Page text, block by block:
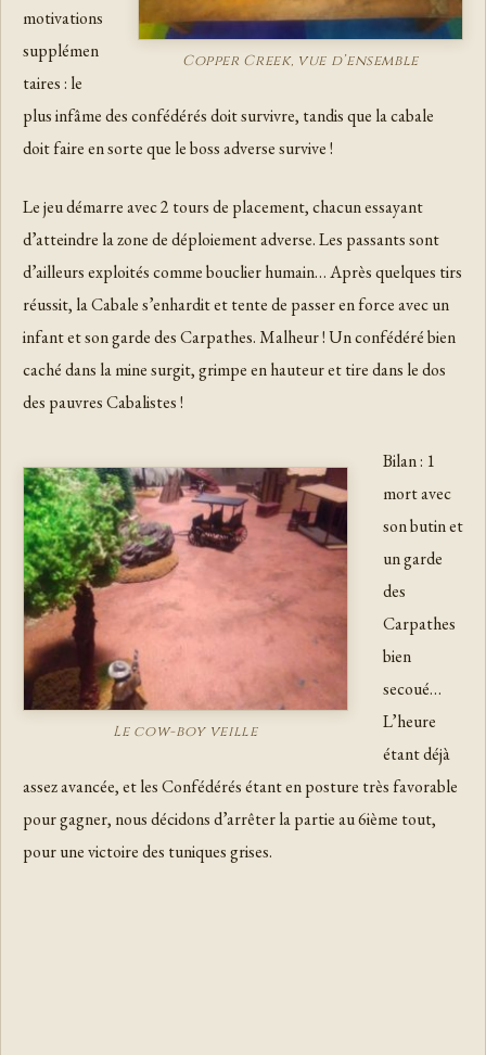
Copper Creek, vue d’ensemble
motivations
supplémen
taires : le
plus infâme des confédérés doit survivre, tandis que la cabale
doit faire en sorte que le boss adverse survive !
Le jeu démarre avec 2 tours de placement, chacun essayant
d’atteindre la zone de déploiement adverse. Les passants sont
d’ailleurs exploités comme bouclier humain… Après quelques tirs
réussit, la Cabale s’enhardit et tente de passer en force avec un
infant et son garde des Carpathes. Malheur ! Un confédéré bien
caché dans la mine surgit, grimpe en hauteur et tire dans le dos
des pauvres Cabalistes !
Le cow-boy veille
Bilan : 1
mort avec
son butin et
un garde
des
Carpathes
bien
secoué…
L’heure
étant déjà
assez avancée, et les Confédérés étant en posture très favorable
pour gagner, nous décidons d’arrêter la partie au 6ième tout,
pour une victoire des tuniques grises.